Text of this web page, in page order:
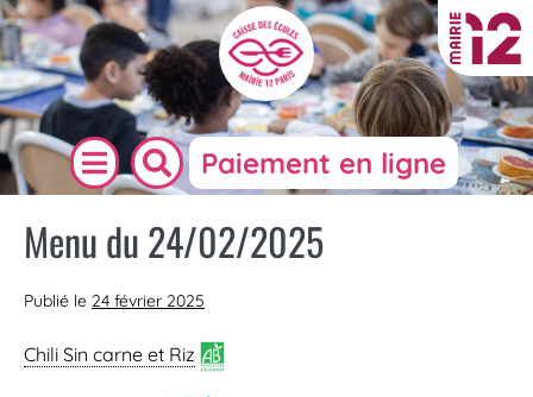
Paiement en ligne
Menu du 24/02/2025
Publié le 24 février 2025
Chili Sin carne et Riz